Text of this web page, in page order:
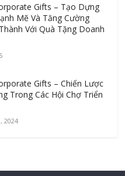
Gifts – Tạo Dựng
Mẽ Và Tăng Cường
Với Quà Tặng Doanh
Gifts – Chiến Lược
Trong Các Hội Chợ Triển
2024